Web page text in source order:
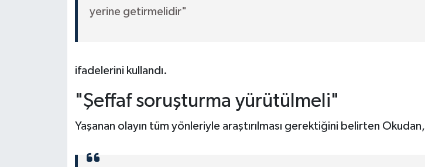
yerine getirmelidir"
ifadelerini kullandı.
"Şeffaf soruşturma yürütülmeli"
Yaşanan olayın tüm yönleriyle araştırılması gerektiğini belirten Okudan,